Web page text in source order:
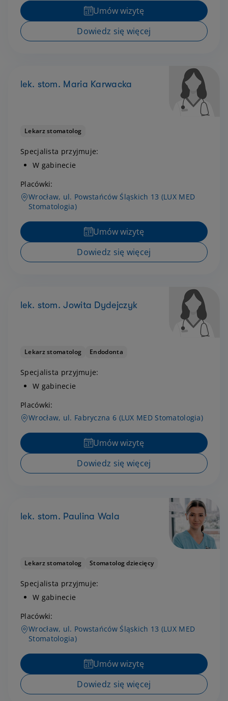
Umów wizytę
Dowiedz się więcej
lek. stom. Maria Karwacka
Lekarz stomatolog
Specjalista przyjmuje:
W gabinecie
Placówki:
Wrocław, ul. Powstańców Śląskich 13 (LUX MED
Stomatologia)
Umów wizytę
Dowiedz się więcej
lek. stom. Jowita Dydejczyk
Lekarz stomatolog Endodonta
Specjalista przyjmuje:
W gabinecie
Placówki:
Wrocław, ul. Fabryczna 6 (LUX MED Stomatologia)
Umów wizytę
Dowiedz się więcej
lek. stom. Paulina Wala
Lekarz stomatolog Stomatolog dziecięcy
Specjalista przyjmuje:
W gabinecie
Placówki:
Wrocław, ul. Powstańców Śląskich 13 (LUX MED
Stomatologia)
Umów wizytę
Dowiedz się więcej